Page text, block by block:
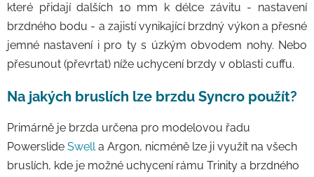
které přidají dalších 10 mm k délce závitu - nastavení
brzdného bodu - a zajistí vynikající brzdný výkon a přesné
jemné nastavení i pro ty s úzkým obvodem nohy. Nebo
přesunout (převrtat) níže uchycení brzdy v oblasti cuffu.
Na jakých bruslích lze brzdu Syncro použít?
Primárně je brzda určena pro modelovou řadu
Powerslide Swella Argon, nicméně lze ji využít na všech
bruslích, kde je možné uchycení rámu Trinity a brzdného